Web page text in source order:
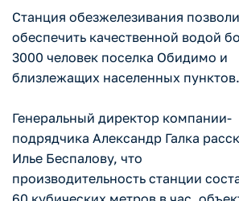
Станция обезжелезивания
обеспечить качественной водой
3000 человек поселка Обидимо и
близлежащих населенных пунктов.
Генеральный директор компании-
подрядчика Александр Галка
Илье Беспалову, что
производительность станции